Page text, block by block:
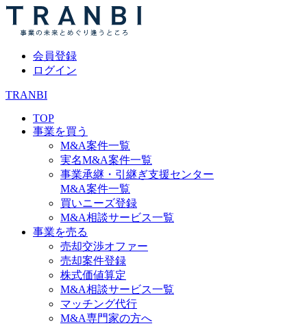
会員登録
ログイン
TRANBI
TOP
事業を買う
M&A案件一覧
実名M&A案件一覧
事業承継・引継ぎ支援センター
M&A案件一覧
買いニーズ登録
M&A相談サービス一覧
事業を売る
売却交渉オファー
売却案件登録
株式価値算定
M&A相談サービス一覧
マッチング代行
M&A専門家の方へ